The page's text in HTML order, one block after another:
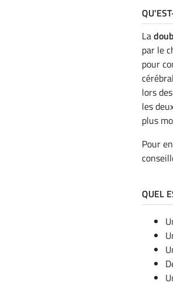
La
par le
pour
lors
les
plus
Pour
QUEL